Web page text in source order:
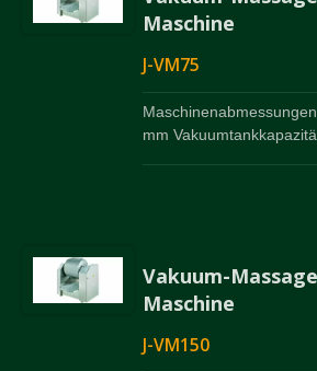
Maschine
J-VM75
mm
Vakuum-
Maschine
J-VM150